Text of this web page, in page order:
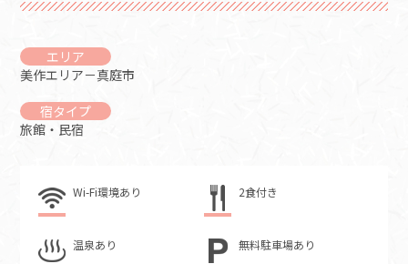
エリア
美作エリア－真庭市
宿タイプ
旅館・民宿
Wi-Fi環境あり 2食付き
温泉あり 無料駐車場あり